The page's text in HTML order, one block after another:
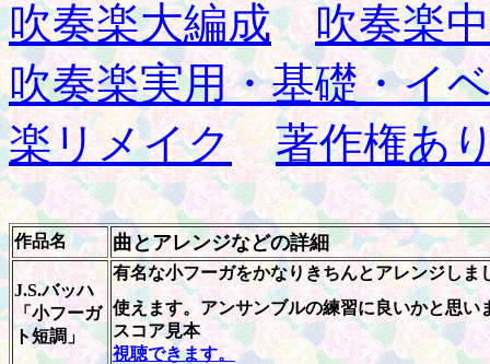
吹奏楽大編成
吹奏楽
吹奏楽実用・基礎・イ
楽リメイク
著作権あ
作品名 曲とアレンジなどの詳細
J.S.バッハ
「小フーガ
ト短調」
有名な小フーガをかなりきちんとアレンジし
使えます。アンサンブルの練習に良いかと思い
スコア見本
視聴できます。